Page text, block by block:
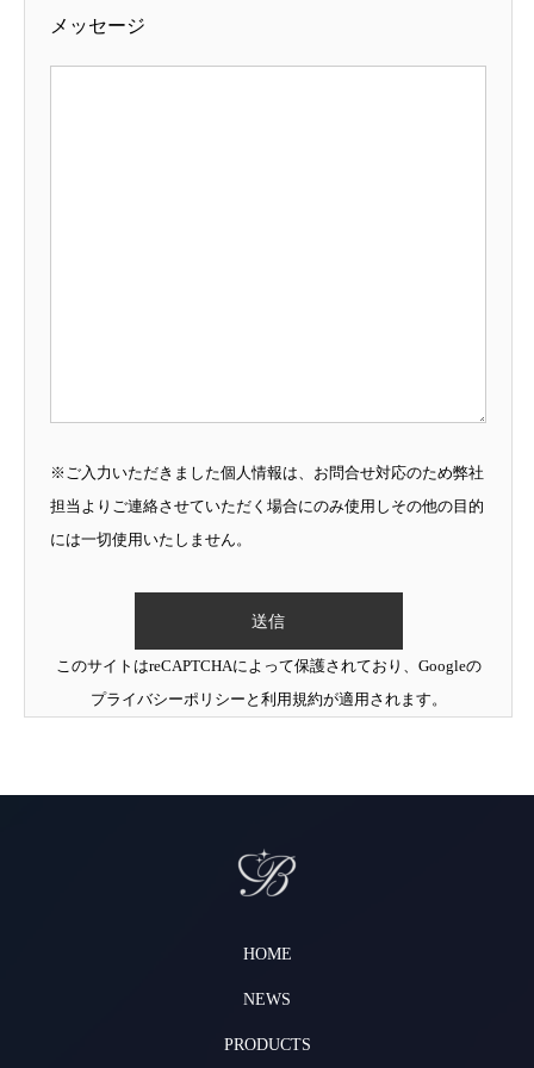
メッセージ
※ご入力いただきました個人情報は、お問合せ対応のため弊社
担当よりご連絡させていただく場合にのみ使用しその他の目的
には一切使用いたしません。
このサイトはreCAPTCHAによって保護されており、Googleの
プライバシーポリシー と 利用規約が適用されます。
HOME
NEWS
PRODUCTS